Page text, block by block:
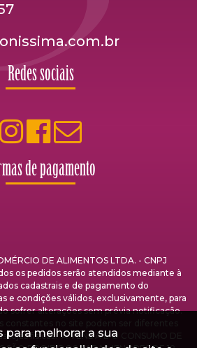
Redes sociais
de pagamento
DE ALIMENTOS LTDA. - CNPJ
os pedidos serão atendidos mediante à
cadastrais e de pagamento do
e condições válidos, exclusivamente, para
sofrer alterações sem prévia notificação.
lojas físicas. A VENDA E O CONSUMO DE
melhorar a sua